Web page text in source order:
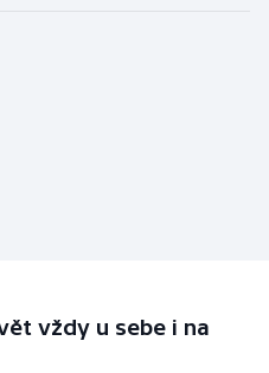
vždy u sebe i na